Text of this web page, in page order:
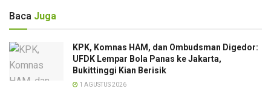
Baca Juga
KPK, Komnas HAM, dan Ombudsman Digedor:
UFDK Lempar Bola Panas ke Jakarta,
Bukittinggi Kian Berisik
1 AGUSTUS 2026